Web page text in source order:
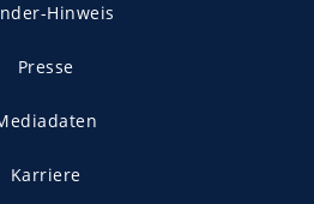
Hinweis
Presse
Karriere